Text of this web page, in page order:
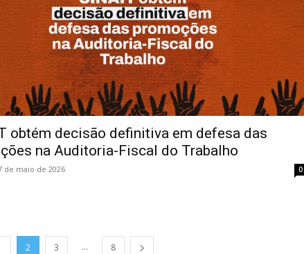
obtém decisão definitiva em defesa das
na Auditoria-Fiscal do Trabalho
de maio de 2026 0
2 3 ... 8